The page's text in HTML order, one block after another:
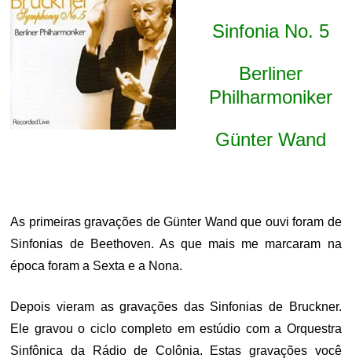
Sinfonia No. 5
Berliner
Philharmoniker
Günter Wand
As primeiras gravações de Günter Wand que ouvi foram de
Sinfonias de Beethoven. As que mais me marcaram na
época foram a Sexta e a Nona.
Depois vieram as gravações das Sinfonias de Bruckner.
Ele gravou o ciclo completo em estúdio com a Orquestra
Sinfônica da Rádio de Colônia. Estas gravações você